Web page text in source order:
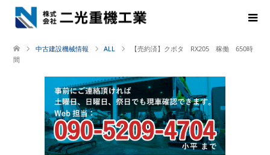
中古建設機械情報 ALL
【売約済】クボタ RX205 稼働 650時
間